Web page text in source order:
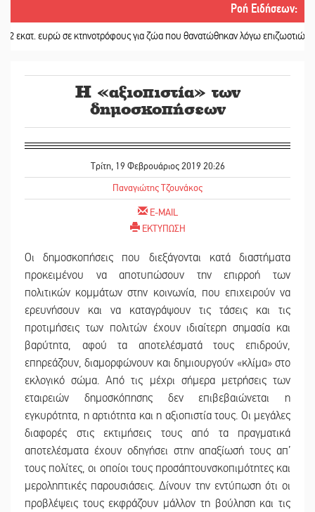
Ροή Ειδήσεων:
ευρώ σε κτηνοτρόφους για ζώα που θανατώθηκαν λόγω επιζωοτιών || Η
Η «αξιοπιστία» των
δημοσκοπήσεων
Τρίτη, 19 Φεβρουάριος 2019 20:26
Παναγιώτης Τζουνάκος
E-MAIL
ΕΚΤΥΠΩΣΗ
Οι δημοσκοπήσεις που διεξάγονται κατά διαστήματα
προκειμένου να αποτυπώσουν την επιρροή των
πολιτικών κομμάτων στην κοινωνία, που επιχειρούν να
ερευνήσουν και να καταγράψουν τις τάσεις και τις
προτιμήσεις των πολιτών έχουν ιδιαίτερη σημασία και
βαρύτητα, αφού τα αποτελέσματά τους επιδρούν,
επηρεάζουν, διαμορφώνουν και δημιουργούν «κλίμα» στο
εκλογικό σώμα. Από τις μέχρι σήμερα μετρήσεις των
εταιρειών δημοσκόπησης δεν επιβεβαιώνεται η
εγκυρότητα, η αρτιότητα και η αξιοπιστία τους. Οι μεγάλες
διαφορές στις εκτιμήσεις τους από τα πραγματικά
αποτελέσματα έχουν οδηγήσει στην απαξίωσή τους απ’
τους πολίτες, οι οποίοι τους προσάπτουνσκοπιμότητες και
μεροληπτικές παρουσιάσεις. Δίνουν την εντύπωση ότι οι
προβλέψεις τους εκφράζουν μάλλον τη βούληση και τις